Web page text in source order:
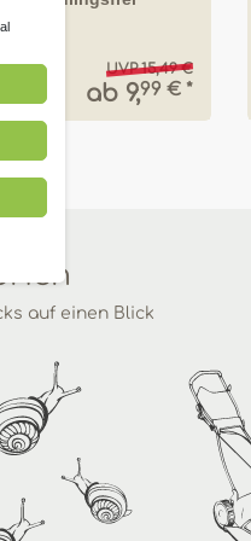
UVP 15,49 €
ab 9,99 € *
auf einen Blick